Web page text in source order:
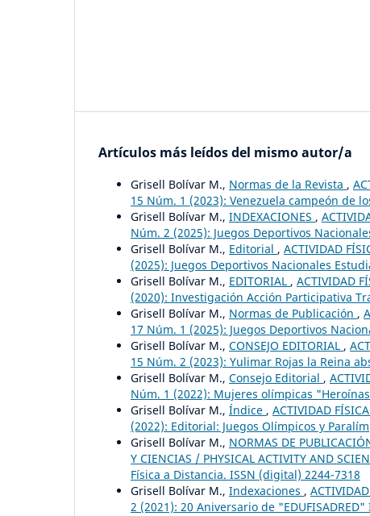
Artículos más leídos del mismo autor/a
Grisell Bolívar M., Normas de la Revista ,
15 Núm. 1 (2023): Venezuela campeón de
Grisell Bolívar M., INDEXACIONES ,
Núm. 2 (2025): Juegos Deportivos
Grisell Bolívar M., Editorial , ACTIVIDAD
(2025): Juegos Deportivos Nacionales
Grisell Bolívar M., EDITORIAL , ACTIVIDAD
(2020): Investigación Acción Participativa
Grisell Bolívar M., Normas de Publicación ,
17 Núm. 1 (2025): Juegos Deportivos
Grisell Bolívar M., CONSEJO EDITORIAL ,
15 Núm. 2 (2023): Yulimar Rojas la Reina
Grisell Bolívar M., Consejo Editorial ,
Núm. 1 (2022): Mujeres olímpicas
Grisell Bolívar M., Índice , ACTIVIDAD
(2022): Editorial: Juegos Olímpicos y
Grisell Bolívar M., NORMAS DE
Y CIENCIAS / PHYSICAL ACTIVITY AND
Física a Distancia. ISSN (digital) 2244-7318
Grisell Bolívar M., Indexaciones ,
2 (2021): 20 Aniversario de